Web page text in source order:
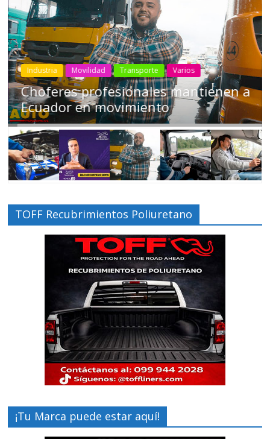
Industria Movilidad Transporte Varios
Choferes profesionales mantienen a
Ecuador en movimiento
TOFF Recubrimientos Poliuretano
¡Tu Marca puede estar aquí!